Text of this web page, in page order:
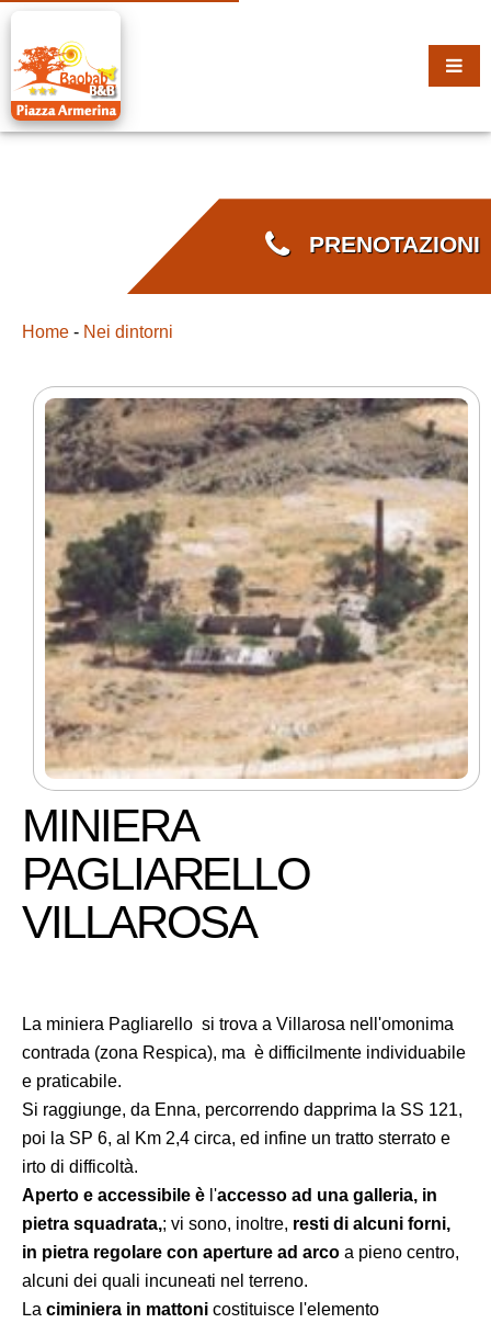
PRENOTAZIONI
Home - Nei dintorni
MINIERA
PAGLIARELLO
VILLAROSA
La miniera Pagliarello si trova a Villarosa nell'omonima
contrada (zona Respica), ma è difficilmente individuabile
e praticabile.
Si raggiunge, da Enna, percorrendo dapprima la SS 121,
poi la SP 6, al Km 2,4 circa, ed infine un tratto sterrato e
irto di difficoltà.
Aperto e accessibile è l'accesso ad una galleria, in
pietra squadrata,; vi sono, inoltre, resti di alcuni forni,
in pietra regolare con aperture ad arco a pieno centro,
alcuni dei quali incuneati nel terreno.
La ciminiera in mattoni costituisce l'elemento